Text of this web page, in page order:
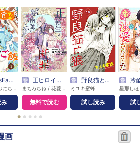
異世界ご飯
み
巻 正ヒロインに転生して断罪されたけど、最強魔術師の王子様に溺愛されてます！？ 【短編】
無料で読む
巻 野良猫と狼［1話売り］
ミユキ蜜蜂
試し読み
巻 冷酷な獣人王子に身代わり
試
● ● ● ● ●
画